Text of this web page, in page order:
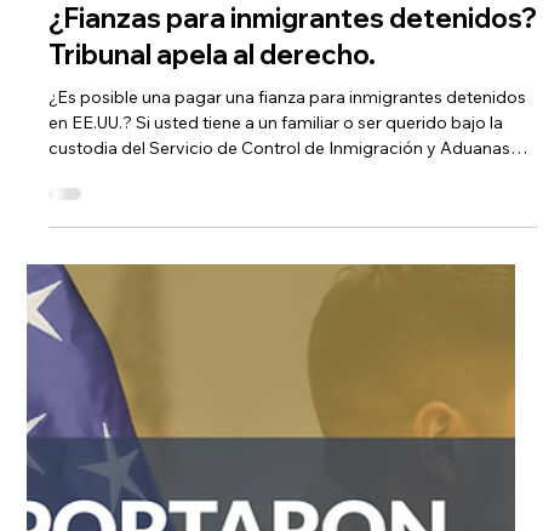
aspectos debe evaluar antes de iniciar el proceso. Para
comprender mejor cómo funciona normalmente este
proceso y por qué las a